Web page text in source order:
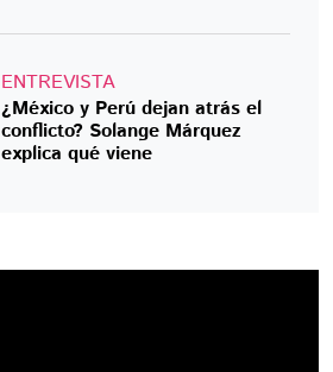
ENTREVISTA
¿México y Perú dejan atrás el
conflicto? Solange Márquez
explica qué viene